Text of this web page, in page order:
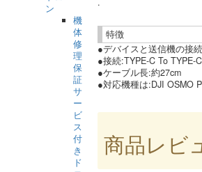
特徴
●デバイスと送信機の接
●接続:TYPE-C To TYPE-C
●ケーブル長:約27cm
●対応機種は:DJI OSMO
商品レビ
ン
機
体
修
理
保
証
サ
ー
ビ
ス
付
き
ド